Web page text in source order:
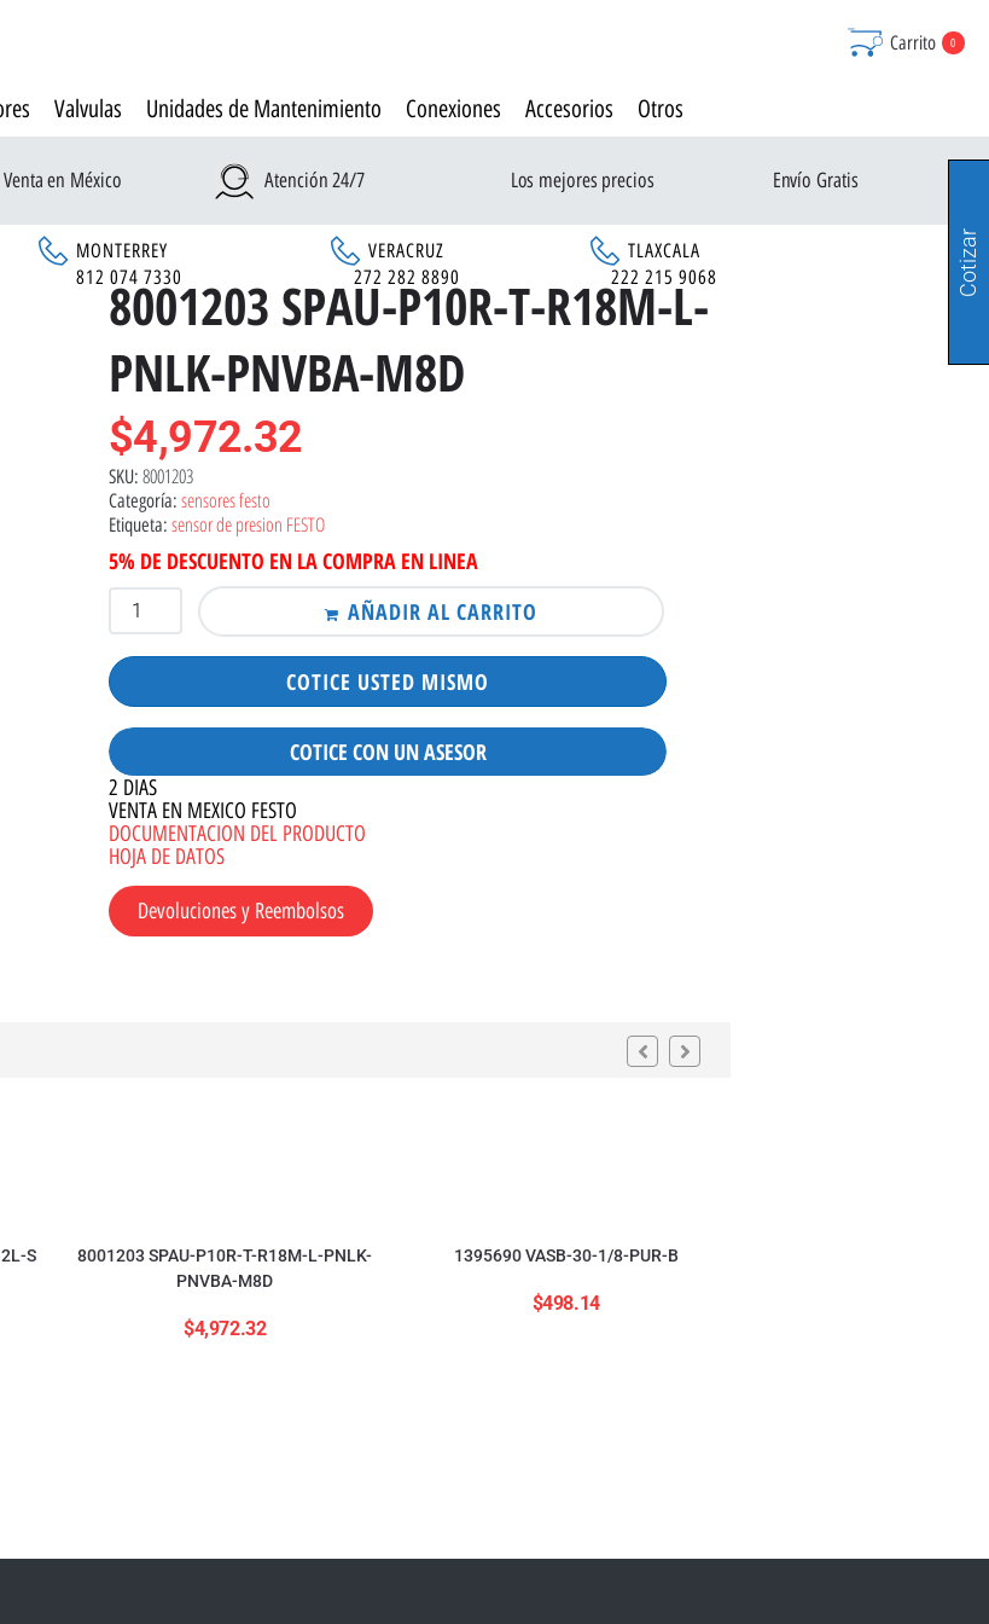
Carrito 0
Valvulas Unidades de Mantenimiento Conexiones Accesorios Otros
Venta en México Atención 24/7 Los mejores precios Envío Gratis
MONTERREY VERACRUZ
TLAXCALA
812 074 7330 272 282 8890 222 215 9068
8001203 SPAU-P10R-T-R18M-L-
PNLK-PNVBA-M8D
$4,972.32
SKU: 8001203
Categoría: sensores festo
Etiqueta: sensor de presion FESTO
5% DE DESCUENTO EN LA COMPRA EN LINEA
AÑADIR AL CARRITO
COTICE USTED MISMO
COTICE CON UN ASESOR
2 DIAS
VENTA EN MEXICO FESTO
DOCUMENTACION DEL PRODUCTO
HOJA DE DATOS
Devoluciones y Reembolsos
S
8001203 SPAU-P10R-T-R18M-L-PNLK-
PNVBA-M8D
$4,972.32
1395690 VASB-30-1/8-PUR-B
$498.14
Cotizar